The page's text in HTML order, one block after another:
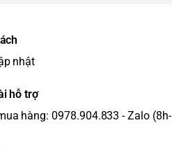
nhật
hỗ trợ
hàng: 0978.904.833 - Zalo (8h-